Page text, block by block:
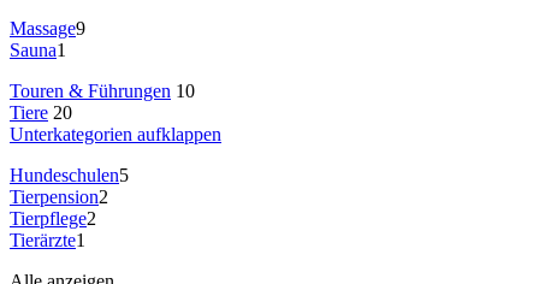
Massage9
Sauna1
Touren & Führungen 10
Tiere 20
Unterkategorien aufklappen
Hundeschulen5
Tierpension2
Tierpflege2
Tierärzte1